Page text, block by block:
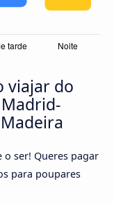
viajar do
o ser! Queres pagar
para poupares